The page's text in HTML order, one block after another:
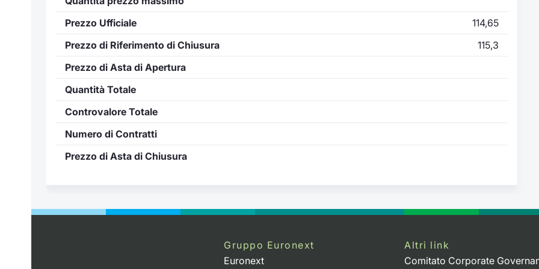
Prezzo Ufficiale
114,65
Prezzo di Riferimento di Chiusura
115,3
Prezzo di Asta di Apertura
Quantità Totale
Controvalore Totale
Numero di Contratti
Prezzo di Asta di Chiusura
Gruppo Euronext
Euronext
Altri link
Comitato Corporate